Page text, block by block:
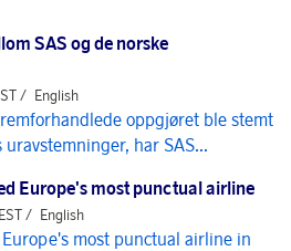
SAS og de norske
/ English
oppgjøret ble stemt
har SAS...
Europe's most punctual airline
/ English
most punctual airline in